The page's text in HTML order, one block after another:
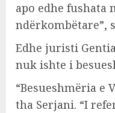
apo edhe fushata
ndërkombëtare”,
Edhe juristi
nuk ishte i
“Besueshmëria e
tha Serjani. “I